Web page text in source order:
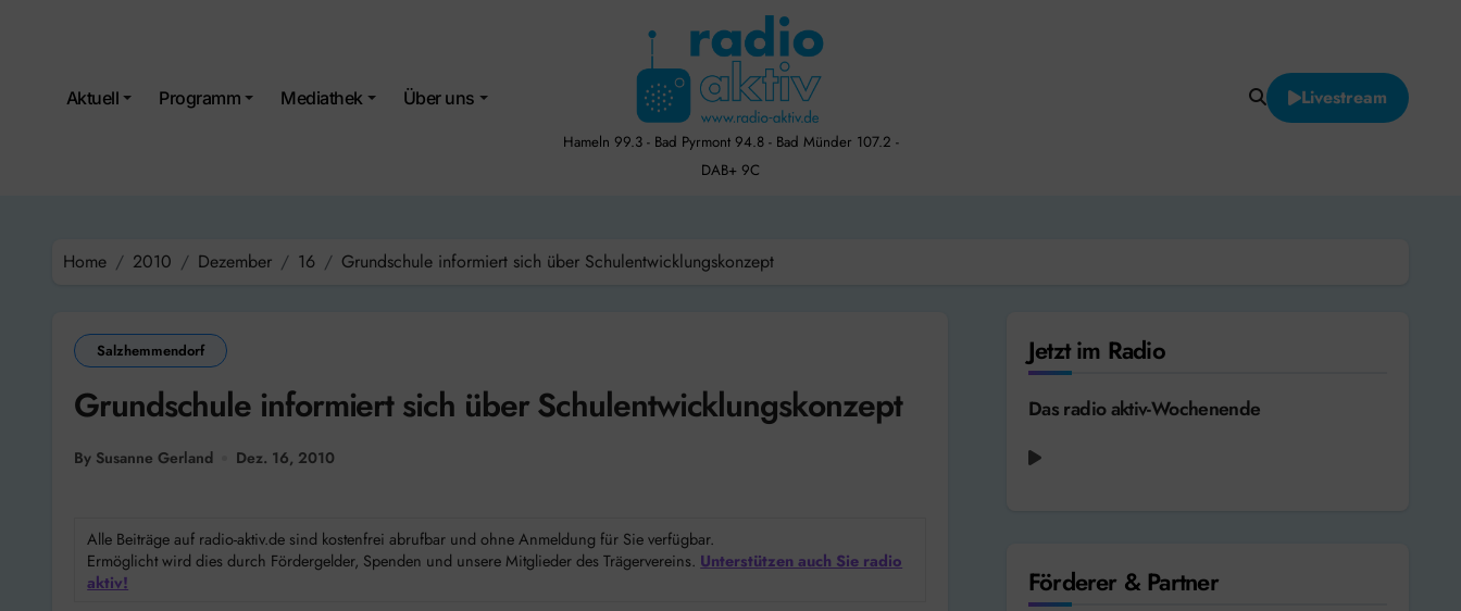
Aktuell Programm Mediathek Über uns
Hameln 99.3 - Bad Pyrmont 94.8 - Bad Münder 107.2 -
DAB+ 9C
Livestream
Home 2010 Dezember 16 Grundschule informiert sich über Schulentwicklungskonzept
Salzhemmendorf
Grundschule informiert sich über Schulentwicklungskonzept
By Susanne Gerland Dez. 16, 2010
Alle Beiträge auf radio-aktiv.de sind kostenfrei abrufbar und ohne Anmeldung für Sie verfügbar.
Ermöglicht wird dies durch Fördergelder, Spenden und unsere Mitglieder des Trägervereins. Unterstützen auch Sie radio
aktiv!
Jetzt im Radio
Das radio aktiv-Wochenende
Förderer & Partner